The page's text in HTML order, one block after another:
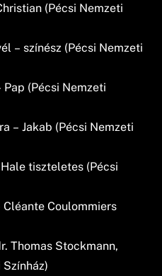
(Pécsi Nemzeti
– színész (Pécsi Nemzeti
(Pécsi Nemzeti
– Jakab (Pécsi Nemzeti
tiszteletes (Pécsi
Coulommiers
Thomas Stockmann,